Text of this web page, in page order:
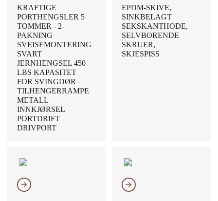
KRAFTIGE
PORTHENGSLER 5
TOMMER - 2-
PAKNING
SVEISEMONTERING
SVART
JERNHENGSEL 450
LBS KAPASITET
FOR SVINGDØR
TILHENGERRAMPE
METALL
INNKJØRSEL
PORTDRIFT
DRIVPORT
EPDM-SKIVE,
SINKBELAGT
SEKSKANTHODE,
SELVBORENDE
SKRUER,
SKJESPISS
𐃔 𐃔